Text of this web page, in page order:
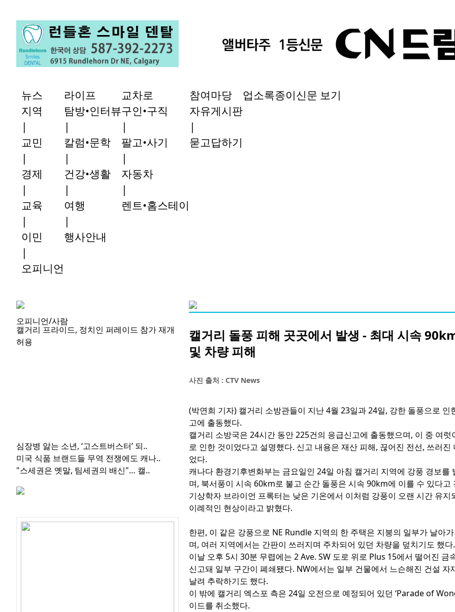
뉴스
지역
|
교민
|
경제
|
교육
|
이민
|
오피니언
라이프
탐방•인터뷰
|
칼럼•문학
|
건강•생활
|
여행
|
행사안내
교차로
구인•구직
|
팔고•사기
|
자동차
|
렌트•홈스테이
참여마당
자유게시판
|
묻고답하기
업소록종이신문 보기
오피니언/사람
캘거리 프라이드, 정치인 퍼레이드 참가 재개
허용
심장병 앓는 소년, ‘고스트버스터’ 되..
미국 식품 브랜드들 무역 전쟁에도 캐나..
"스세권은 옛말, 팀세권의 배신"… 캘..
캘거리 돌풍 피해 곳곳에서 발생 - 최대 시속
및 차량 피해
사진 출처 : CTV News
(박연희 기자) 캘거리 소방관들이 지난 4월 23일과 24일, 강한 돌풍으로 인
고에 출동했다.
캘거리 소방국은 24시간 동안 225건의 응급신고에 출동했으며, 이 중 여럿
로 인한 것이었다고 설명했다. 신고 내용은 재산 피해, 끊어진 전선, 쓰러진
었다.
캐나다 환경기후변화부는 금요일인 24일 아침 캘거리 지역에 강풍 경보를
며, 북서풍이 시속 60km로 불고 순간 돌풍은 시속 90km에 이를 수 있다고
기상학자 브라이언 프록터는 낮은 기온에서 이처럼 강풍이 오랜 시간 유지
이례적인 현상이라고 밝혔다.
한편, 이 같은 강풍으로 NE Rundle 지역의 한 주택은 지붕의 일부가 날아
며, 여러 지역에서는 간판이 쓰러지며 주차되어 있던 차량을 덮치기도 했다.
이날 오후 5시 30분 무렵에는 2 Ave. SW 도로 위로 Plus 15에서 떨어진 금
신고돼 일부 구간이 폐쇄됐다. NW에서는 일부 건물에서 느슨해진 건설 자
날려 추락하기도 했다.
이 밖에 캘거리 엑스포 측은 24일 오전으로 예정되어 있던 ‘Parade of
이드를 취소했다.